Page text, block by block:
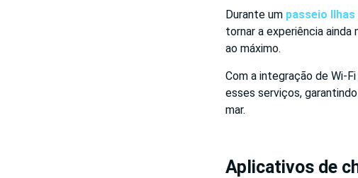
Durante um passeio
tornar a experiência
ao máximo.
Com a integração de Wi-
esses serviços,
mar.
Aplicativos de